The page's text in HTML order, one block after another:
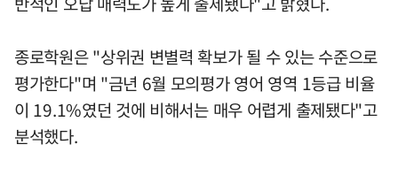
종로학원은 "상위권 변별력 확보가 될 수 있는 수준으로
평가한다"며 "금년 6월 모의평가 영어 영역 1등급 비율
이 19.1%였던 것에 비해서는 매우 어렵게 출제됐다"고
분석했다.